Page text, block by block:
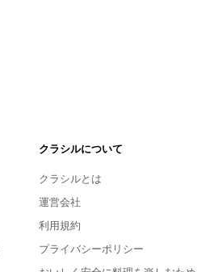
クラシルについて
クラシルとは
運営会社
利用規約
プライバシーポリシー